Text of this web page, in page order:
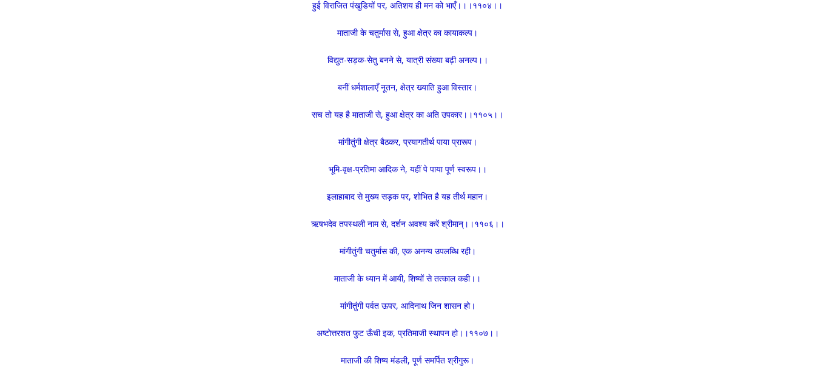
हुई विराजित पंखुडियों पर, अतिशय ही मन को भाएँ।।।११०४।।
माताजी के चतुर्मास से, हुआ क्षेत्र का कायाकल्प।
विद्युत-सड़क-सेतु बनने से, यात्री संख्या बढ़ी अनल्प।।
बनीं धर्मशालाएँ नूतन, क्षेत्र ख्याति हुआ विस्तार।
सच तो यह है माताजी से, हुआ क्षेत्र का अति उपकार।।११०५।।
मांगीतुंगी क्षेत्र बैठकर, प्रयागतीर्थ पाया प्रारूप।
भूमि-वृक्ष-प्रतिमा आदिक ने, यहीं पे पाया पूर्ण स्वरूप।।
इलाहाबाद से मुख्य सड़क पर, शोभित है यह तीर्थ महान।
ऋषभदेव तपस्थली नाम से, दर्शन अवश्य करें श्रीमान्।।११०६।।
मांगीतुंगी चतुर्मास की, एक अनन्य उपलब्धि रही।
माताजी के ध्यान में आयी, शिष्यों से तत्काल कही।।
मांगीतुंगी पर्वत ऊपर, आदिनाथ जिन शासन हो।
अष्टोत्तरशत फुट ऊँची इक, प्रतिमाजी स्थापन हो।।११०७।।
माताजी की शिष्य मंडली, पूर्ण समर्पित श्रीगुरू।